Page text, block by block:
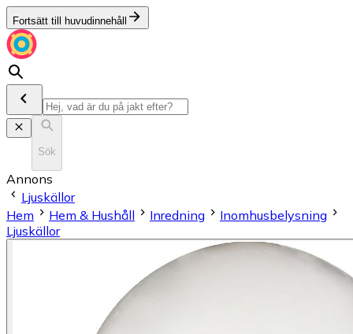
Fortsätt till huvudinnehåll
Sök
Annons
Ljuskällor
Hem
Hem & Hushåll Inredning
Inomhusbelysning
Ljuskällor